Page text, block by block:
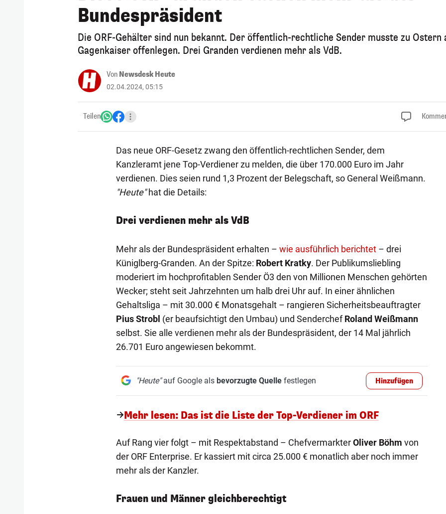
Bundespräsident
Die ORF-Gehälter sind nun bekannt. Der öffentlich-rechtliche Sender musste zu Ostern
Gagenkaiser offenlegen. Drei Granden verdienen mehr als VdB.
Von Newsdesk Heute
02.04.2024, 05:15
Teilen
Das neue ORF-Gesetz zwang den öffentlich-rechtlichen Sender, dem
Kanzleramt jene Top-Verdiener zu melden, die über 170.000 Euro im Jahr
verdienen. Dies seien rund 1,3 Prozent der Belegschaft, so General Weißmann.
"Heute"hat die Details:
Drei verdienen mehr als VdB
Mehr als der Bundespräsident erhalten – wie ausführlich berichtet– drei
Küniglberg-Granden. An der Spitze: Robert Kratky. Der Publikumsliebling
moderiert im hochprofitablen Sender Ö3 den von Millionen Menschen gehörten
Wecker; steht seit Jahrzehnten um halb drei Uhr auf. In einer ähnlichen
Gehaltsliga – mit 30.000 € Monatsgehalt – rangieren Sicherheitsbeauftragter
Pius Strobl (er beaufsichtigt den Umbau) und SenderchefRoland Weißmann
selbst. Sie alle verdienen mehr als der Bundespräsident, der 14 Mal jährlich
26.701 Euro angewiesen bekommt.
"Heute"auf Google als bevorzugte Quellefestlegen Hinzufügen
Mehr lesen: Das ist die Liste der Top-Verdiener im ORF
Auf Rang vier folgt – mit Respektabstand – ChefvermarkterOliver Böhm von
der ORF Enterprise. Er kassiert mit circa 25.000 € monatlich aber noch immer
mehr als der Kanzler.
Frauen und Männer gleichberechtigt